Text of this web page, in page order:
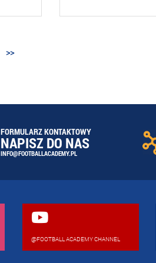
>>
FORMULARZ KONTAKTOWY
NAPISZ DO NAS
INFO@FOOTBALLACADEMY.PL
@FOOTBALL ACADEMY CHANNEL